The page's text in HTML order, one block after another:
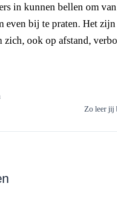
in kunnen bellen om
even bij te praten. Het
zich, ook op afstand,
Zo leer jij